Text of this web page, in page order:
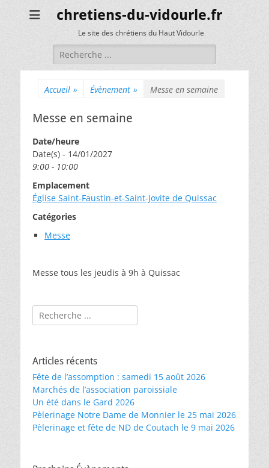
chretiens-du-vidourle.fr
Le site des chrétiens du Haut Vidourle
Rechercher :
Accueil » Évènement » Messe en semaine
Messe en semaine
Date/heure
Date(s) - 14/01/2027
9:00 - 10:00
Emplacement
Église Saint-Faustin-et-Saint-Jovite de Quissac
Catégories
Messe
Messe tous les jeudis à 9h à Quissac
Rechercher :
Articles récents
Fête de l’assomption : samedi 15 août 2026
Marchés de l’association paroissiale
Un été dans le Gard 2026
Pèlerinage Notre Dame de Monnier le 25 mai 2026
Pèlerinage et fête de ND de Coutach le 9 mai 2026